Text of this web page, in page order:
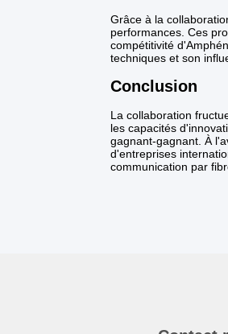
Grâce à la
performances. Ces
compétitivité
techniques et son
Conclusion
La collaboration
les capacités
gagnant-gagnant. À
d'entreprises
communication par